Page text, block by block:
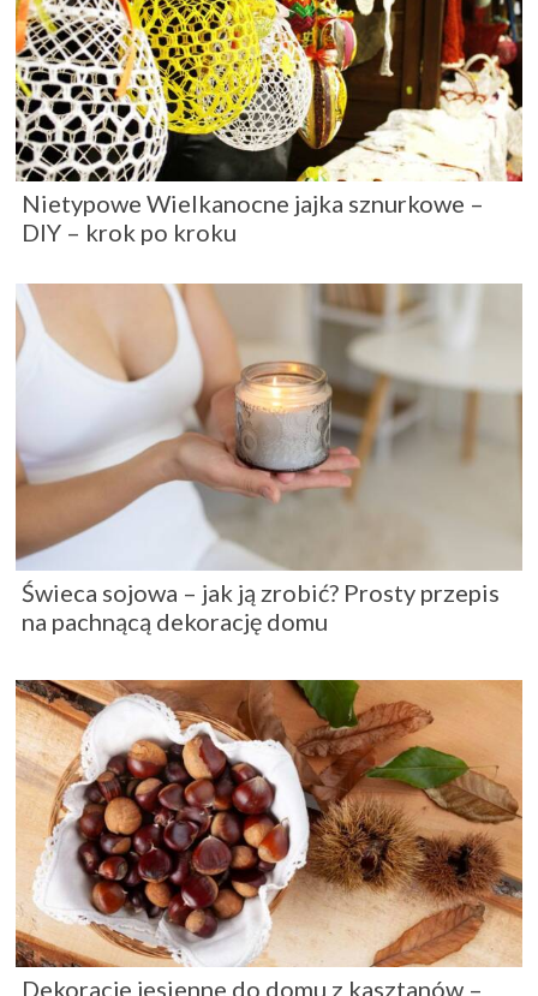
Nietypowe Wielkanocne jajka sznurkowe –
DIY – krok po kroku
Świeca sojowa – jak ją zrobić? Prosty przepis
na pachnącą dekorację domu
Dekoracje jesienne do domu z kasztanów –